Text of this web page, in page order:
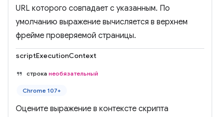
URL которого совпадает с указанным. По
умолчанию выражение вычисляется в верхнем
фрейме проверяемой страницы.
scriptExecutionContext
строка необязательный
Chrome 107+
Оцените выражение в контексте скрипта